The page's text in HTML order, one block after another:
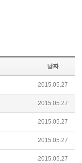
날짜
2015.05.27
2015.05.27
2015.05.27
2015.05.27
2015.05.27